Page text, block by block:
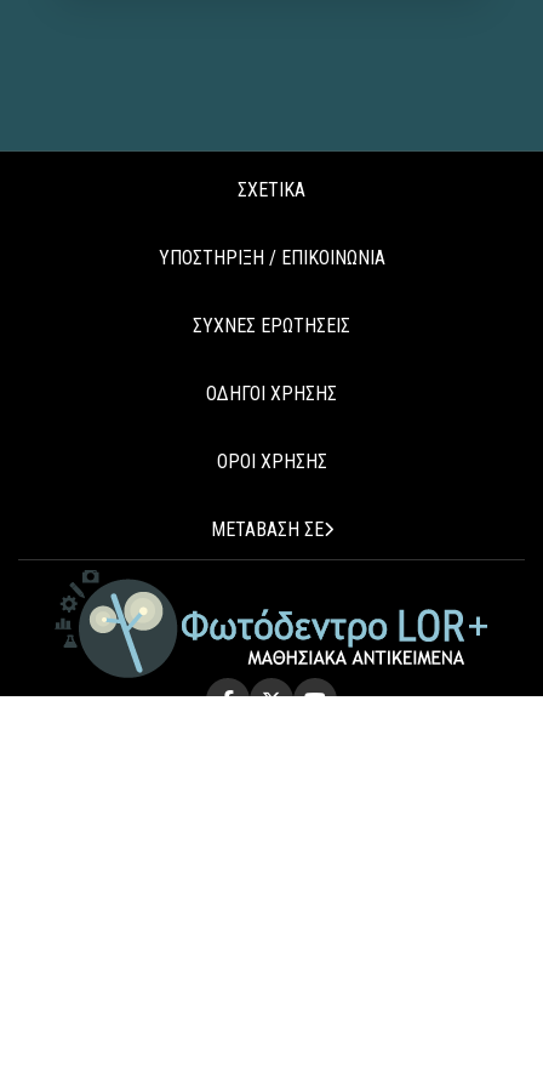
ΣΧΕΤΙΚΑ
ΥΠΟΣΤΗΡΙΞΗ / ΕΠΙΚΟΙΝΩΝΙΑ
ΣΥΧΝΕΣ ΕΡΩΤΗΣΕΙΣ
ΟΔΗΓΟΙ ΧΡΗΣΗΣ
ΟΡΟΙ ΧΡΗΣΗΣ
ΜΕΤΑΒΑΣΗ ΣΕ